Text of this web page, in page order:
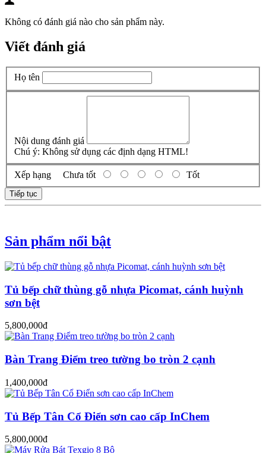
Không có đánh giá nào cho sản phẩm này.
Viết đánh giá
Họ tên
Nội dung đánh giá
Chú ý: Không sử dụng các định dạng HTML!
Xếp hạng Chưa tốt Tốt
Tiếp tục
Sản phẩm nổi bật
Tủ bếp chữ thùng gỗ nhựa Picomat, cánh huỳnh
sơn bệt
5,800,000đ
Bàn Trang Điểm treo tường bo tròn 2 cạnh
1,400,000đ
Tủ Bếp Tân Cổ Điển sơn cao cấp InChem
5,800,000đ